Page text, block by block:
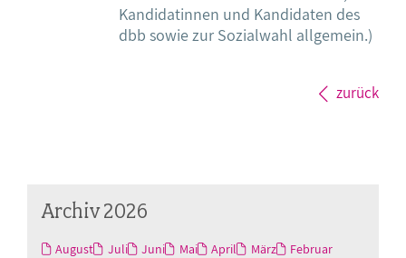
Kandidatinnen und Kandidaten des
dbb sowie zur Sozialwahl allgemein.)
zurück
Archiv 2026
August Juli Juni Mai April März
Februar